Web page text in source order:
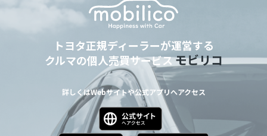
トヨタ正規ディーラーが運営する
クルマの個人売買サービスモビリコ
詳しくはWebサイトや公式アプリへアクセス